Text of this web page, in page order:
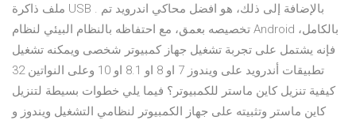
ملف ذاكرة USB . بالإضافة إلى ذلك، هو افضل محاكي اندرويد تم
تخصيصه بعمق، مع احتفاظه بالنظام البيئي لنظام Android بالكامل،
فإنه يشتمل على تجربة تشغيل جهاز كمبيوتر شخصى ويمكنه تشغيل
تطبيقات أندرويد على ويندوز 7 او 8 او 8.1 او 10 وعلى النواتين 32
كيفية تنزيل كاين ماستر للكمبيوتر؟ فيما يلي خطوات بسيطة لتنزيل
كاين ماستر وتثبيته على جهاز الكمبيوتر لنظامي التشغيل ويندوز و